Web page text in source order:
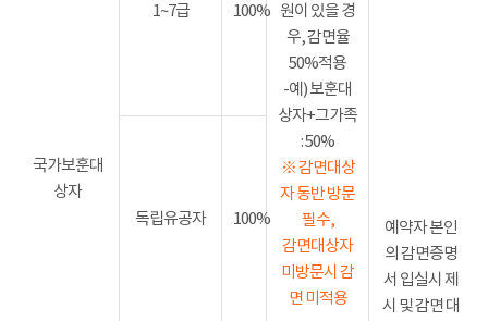
국가보훈대
상자
1~7급 100% 원이 있을 경
우, 감면율
50%적용
-예) 보훈대
상자+그가족
: 50%
※ 감면대상
자 동반 방문
필수,
감면대상자
미방문시 감
면 미적용
예약자 본인
의 감면증명
서 입실시 제
시 및 감면 대
독립유공자 100%